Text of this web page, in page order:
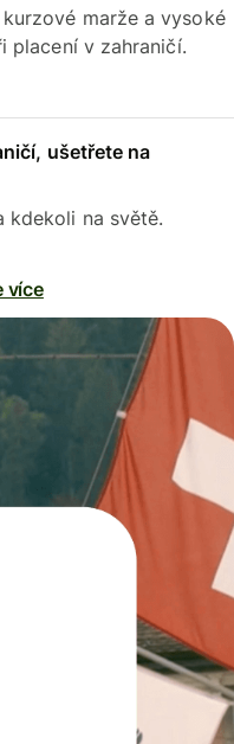
marže a vysoké
placení v zahraničí.
ušetřete na
kdekoli na světě.
více